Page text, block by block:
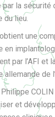
par la sécurité
du lieu.
une
en
par l’AFI et
allemande de
COLIN
et